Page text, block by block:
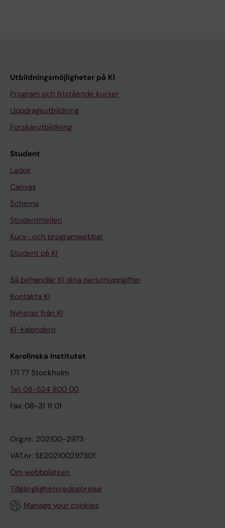
Utbildningsmöjligheter på KI
Program och fristående kurser
Uppdragsutbildning
Forskarutbildning
Student
Ladok
Canvas
Schema
Studentmejlen
Kurs- och programwebbar
Student på KI
Så behandlar KI dina personuppgifter
Kontakta KI
Nyheter från KI
KI-kalendern
Karolinska Institutet
171 77 Stockholm
Tel: 08-524 800 00
Fax: 08-31 11 01
Org.nr: 202100-2973
VAT.nr: SE202100297301
Om webbplatsen
Tillgänglighetsredogörelse
Manage your cookies